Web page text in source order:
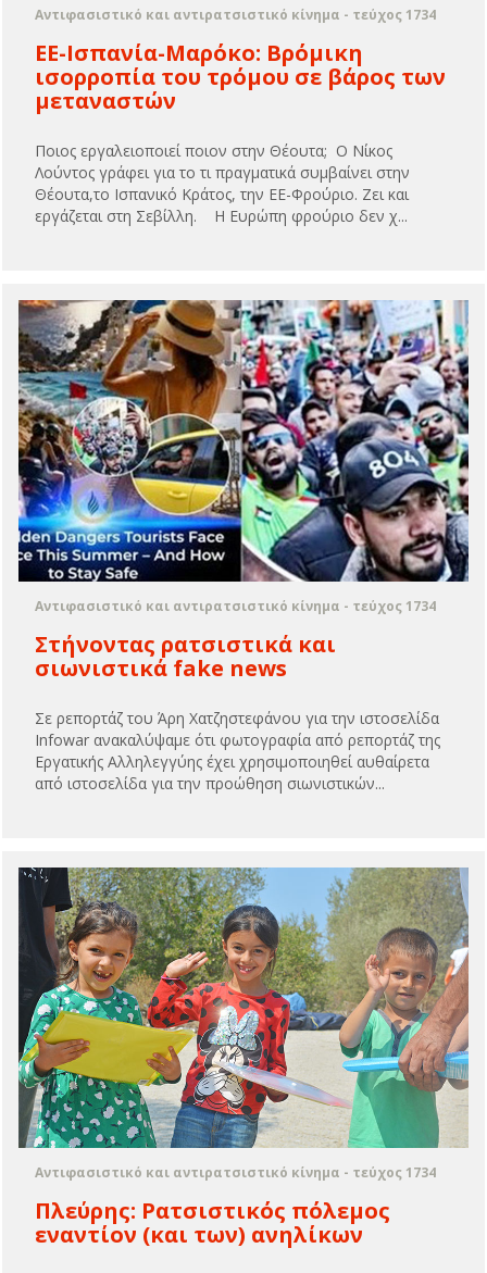
Αντιφασιστικό και αντιρατσιστικό κίνημα - τεύχος 1734
ΕΕ-Ισπανία-Μαρόκο: Βρόμικη
ισορροπία του τρόμου σε βάρος των
μεταναστών
Ποιος εργαλειοποιεί ποιον στην Θέουτα; Ο Νίκος
Λούντος γράφει για το τι πραγματικά συμβαίνει στην
Θέουτα,το Ισπανικό Κράτος, την ΕΕ-Φρούριο. Zει και
εργάζεται στη Σεβίλλη. Η Ευρώπη φρούριο δεν χ...
Αντιφασιστικό και αντιρατσιστικό κίνημα - τεύχος 1734
Στήνοντας ρατσιστικά και
σιωνιστικά fake news
Σε ρεπορτάζ του Άρη Χατζηστεφάνου για την ιστοσελίδα
Infowar ανακαλύψαμε ότι φωτογραφία από ρεπορτάζ της
Εργατικής Αλληλεγγύης έχει χρησιμοποιηθεί αυθαίρετα
από ιστοσελίδα για την προώθηση σιωνιστικών...
Αντιφασιστικό και αντιρατσιστικό κίνημα - τεύχος 1734
Πλεύρης: Ρατσιστικός πόλεμος
εναντίον (και των) ανηλίκων